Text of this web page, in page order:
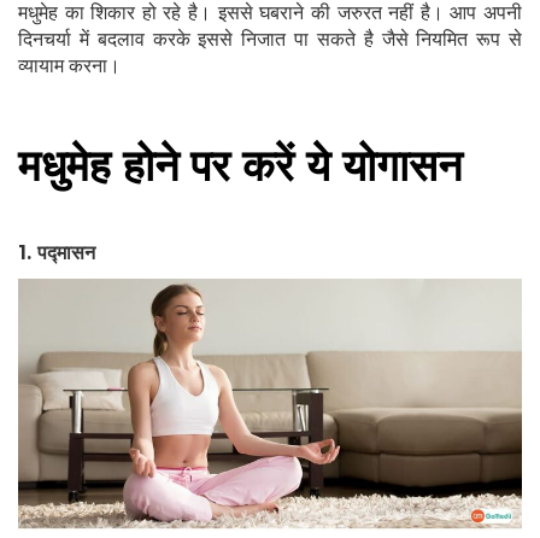
मधुमेह का शिकार हो रहे है। इससे घबराने की जरुरत नहीं है। आप अपनी
दिनचर्या में बदलाव करके इससे निजात पा सकते है जैसे नियमित रूप से
व्यायाम करना।
मधुमेह होने पर करें ये योगासन
1.पद्मासन